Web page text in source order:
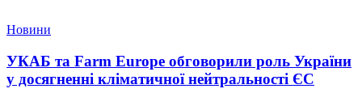
Новини
УКАБ та Farm Europe обговорили роль України
у досягненні кліматичної нейтральності ЄС